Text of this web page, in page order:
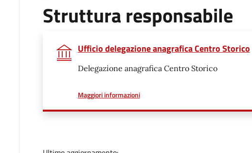
Struttura responsabile
Ufficio delegazione anagrafica Centro Storico
Delegazione anagrafica Centro Storico
Maggiori informazionia proposito di